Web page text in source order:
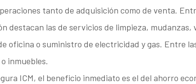
tanto de adquisición como de venta.
destacan las de servicios de limpieza, mudanzas,
oficina o suministro de electricidad y gas. Entre
inmuebles.
ICM, el beneficio inmediato es el del ahorro